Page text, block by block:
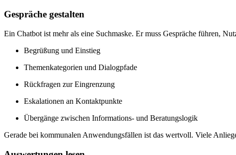
Gespräche gestalten
Ein Chatbot ist mehr als eine Suchmaske. Er muss Gespräche führen,
Begrüßung und Einstieg
Themenkategorien und Dialogpfade
Rückfragen zur Eingrenzung
Eskalationen an Kontaktpunkte
Übergänge zwischen Informations- und Beratungslogik
Gerade bei kommunalen Anwendungsfällen ist das wertvoll. Viele